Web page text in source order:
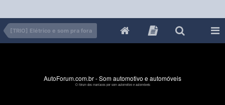
[TRIO] Elétrico e som pra fora
AutoForum.com.br - Som automotivo e automóveis
O fórum dos maníacos por som automotivo e automóveis